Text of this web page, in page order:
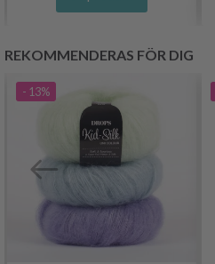
REKOMMENDERAS FÖR DIG
- 13%